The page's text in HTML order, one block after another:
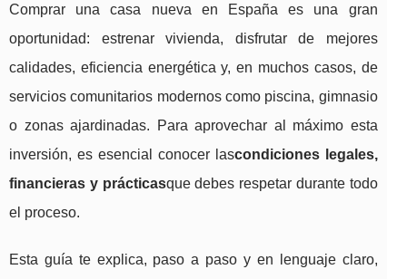
Comprar una casa nueva en España es una gran
oportunidad: estrenar vivienda, disfrutar de mejores
calidades, eficiencia energética y, en muchos casos, de
servicios comunitarios modernos como piscina, gimnasio
o zonas ajardinadas. Para aprovechar al máximo esta
inversión, es esencial conocer lascondiciones legales,
financieras y prácticasque debes respetar durante todo
el proceso.
Esta guía te explica, paso a paso y en lenguaje claro,